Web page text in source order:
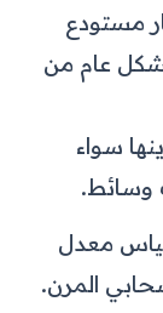
مستودع
عام من
سواء
وسائط.
معدل
المرن.